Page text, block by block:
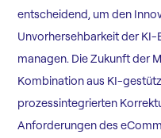
entscheidend, um den
Unvorhersehbarkeit der
managen. Die Zukunft der
Kombination aus KI-
prozessintegrierten
Anforderungen des